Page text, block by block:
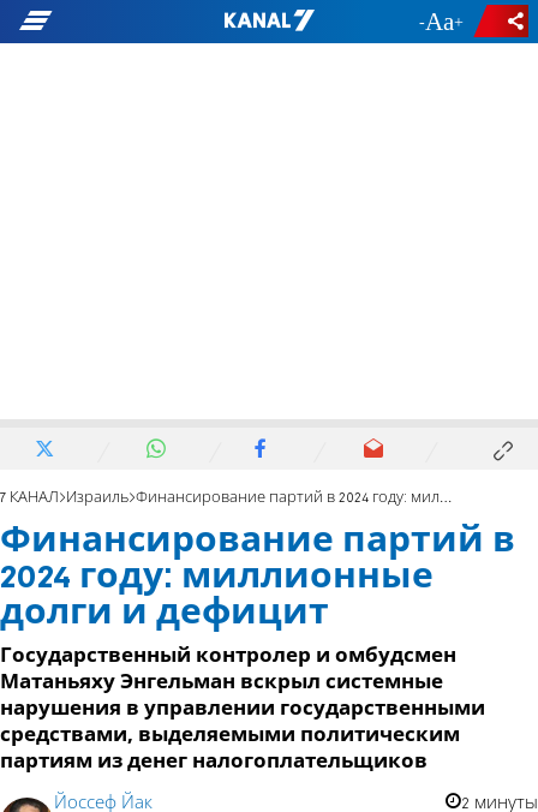
- +
7 КАНАЛ Израиль Финансирование партий в 2024 году: миллионные долги и дефицит
Финансирование партий в
2024 году: миллионные
долги и дефицит
Государственный контролер и омбудсмен
Матаньяху Энгельман вскрыл системные
нарушения в управлении государственными
средствами, выделяемыми политическим
партиям из денег налогоплательщиков
Йоссеф Йак 2 минуты